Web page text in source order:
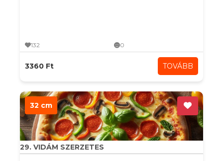
132 0
3360 Ft TOVÁBB
32 cm
29. VIDÁM SZERZETES